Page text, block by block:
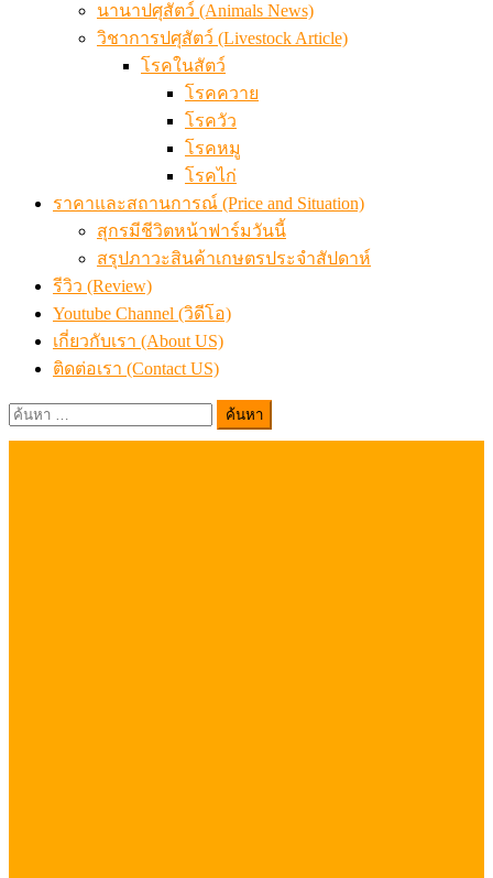
นานาปศุสัตว์ (Animals News)
วิชาการปศุสัตว์ (Livestock Article)
โรคในสัตว์
โรคควาย
โรควัว
โรคหมู
โรคไก่
ราคาและสถานการณ์ (Price and Situation)
สุกรมีชีวิตหน้าฟาร์มวันนี้
สรุปภาวะสินค้าเกษตรประจำสัปดาห์
รีวิว (Review)
Youtube Channel (วิดีโอ)
เกี่ยวกับเรา (About US)
ติดต่อเรา (Contact US)
ค้นหา
สำหรับ: